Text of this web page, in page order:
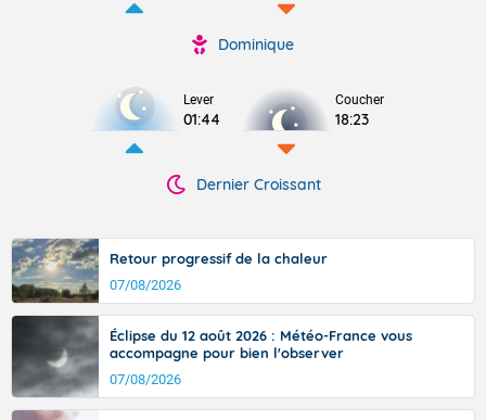
Dominique
Lever
01:44
Coucher
18:23
Dernier Croissant
Retour progressif de la chaleur
07/08/2026
Éclipse du 12 août 2026 : Météo-France vous
accompagne pour bien l'observer
07/08/2026